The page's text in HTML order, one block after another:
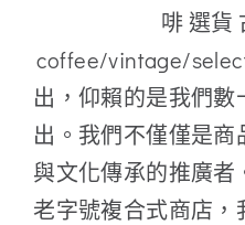
啡 選貨
coffee/vintage/
出，仰賴的是我們
出。我們不僅僅是
與文化傳承的推廣
老字號複合式商店